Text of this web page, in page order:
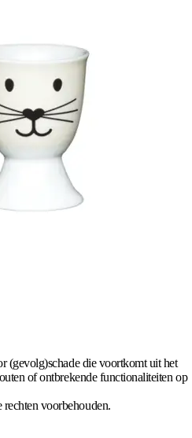
(gevolg)schade die voortkomt uit het
of ontbrekende functionaliteiten op
voorbehouden.